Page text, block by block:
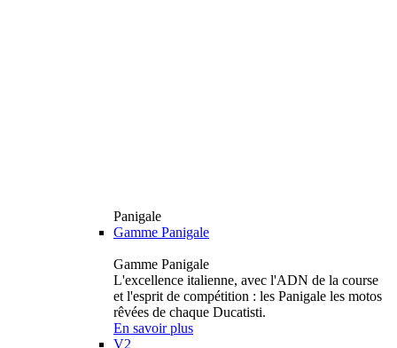
Panigale
Gamme Panigale
Gamme Panigale
L'excellence italienne, avec l'ADN de la course
et l'esprit de compétition : les Panigale les motos
rêvées de chaque Ducatisti.
En savoir plus
V2